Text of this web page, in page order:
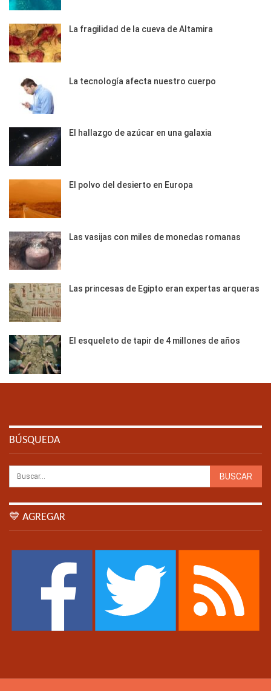
La fragilidad de la cueva de Altamira
La tecnología afecta nuestro cuerpo
El hallazgo de azúcar en una galaxia
El polvo del desierto en Europa
Las vasijas con miles de monedas romanas
Las princesas de Egipto eran expertas arqueras
El esqueleto de tapir de 4 millones de años
BÚSQUEDA
💙 AGREGAR